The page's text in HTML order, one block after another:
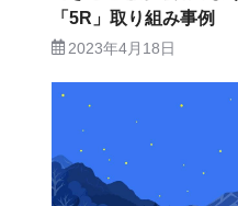
「5R」取り組み事例
2023年4月18日